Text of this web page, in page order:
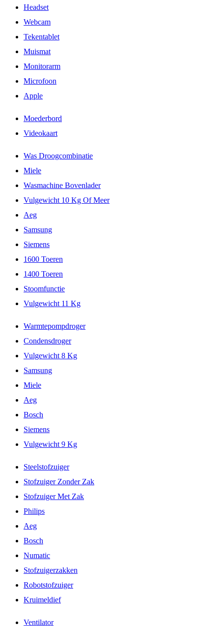
Headset
Webcam
Tekentablet
Muismat
Monitorarm
Microfoon
Apple
Moederbord
Videokaart
Was Droogcombinatie
Miele
Wasmachine Bovenlader
Vulgewicht 10 Kg Of Meer
Aeg
Samsung
Siemens
1600 Toeren
1400 Toeren
Stoomfunctie
Vulgewicht 11 Kg
Warmtepompdroger
Condensdroger
Vulgewicht 8 Kg
Samsung
Miele
Aeg
Bosch
Siemens
Vulgewicht 9 Kg
Steelstofzuiger
Stofzuiger Zonder Zak
Stofzuiger Met Zak
Philips
Aeg
Bosch
Numatic
Stofzuigerzakken
Robotstofzuiger
Kruimeldief
Ventilator